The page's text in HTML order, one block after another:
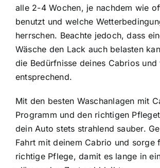
alle 2-4 Wochen, je nachdem wie
benutzt und welche
herrschen. Beachte jedoch, dass
Wäsche den Lack auch belasten
die Bedürfnisse deines Cabrios und
entsprechend.
Mit den besten Waschanlagen mit
Programm und den richtigen
dein Auto stets strahlend sauber.
Fahrt mit deinem Cabrio und sorge
richtige Pflege, damit es lange in